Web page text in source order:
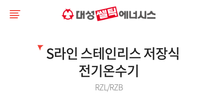
S라인 스테인리스 저장식
전기온수기
RZL/RZB